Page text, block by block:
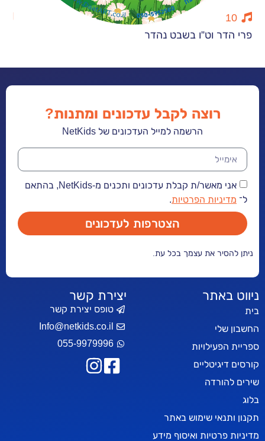
וט”ו בשבט נהדר
שימוש באתר
ואיסוף מידע
רוצה לקבל עדכונים ומתנות?
הרשמה למייל העדכונים של NetKids
אני מאשר/ת קבלת עדכונים ותכנים מ-NetKids, בהתאם
הפרטיות.
הצטרפות לעדכונים
את עצמך בכל עת.
יצירת קשר
טופס יצירת קשר
Info@netkids.co.il
055-9979996